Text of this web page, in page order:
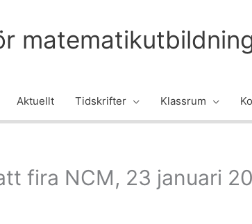
Aktuellt Tidskrifter Klassrum
fira NCM, 23 januari